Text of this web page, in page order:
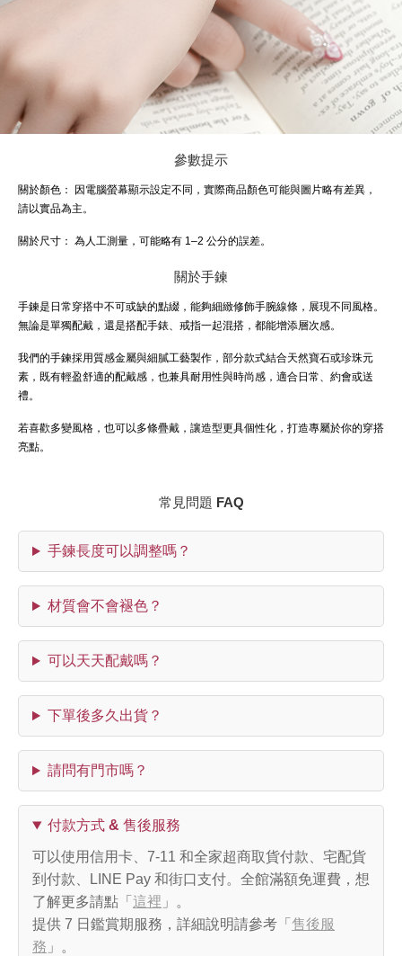
參數提示
關於顏色：
因電腦螢幕顯示設定不同，實際商品顏色可能與圖片略有差異，
請以實品為主。
關於尺寸： 為人工測量，可能略有 1–2 公分的誤差。
關於手鍊
手鍊是日常穿搭中不可或缺的點綴，能夠細緻修飾手腕線條，展現不同風格。
無論是單獨配戴，還是搭配手錶、戒指一起混搭，都能增添層次感。
我們的手鍊採用質感金屬與細膩工藝製作，部分款式結合天然寶石或珍珠元
素，既有輕盈舒適的配戴感，也兼具耐用性與時尚感，適合日常、約會或送
禮。
若喜歡多變風格，也可以多條疊戴，讓造型更具個性化，打造專屬於你的穿搭
亮點。
常見問題 FAQ
手鍊長度可以調整嗎？
材質會不會褪色？
可以天天配戴嗎？
下單後多久出貨？
請問有門市嗎？
付款方式 & 售後服務
可以使用信用卡、7-11 和全家超商取貨付款、宅配貨
到付款、LINE Pay 和街口支付。全館滿額免運費，想
了解更多請點「 這裡 」。
提供 7 日鑑賞期服務，詳細說明請參考「 售後服
務 」。